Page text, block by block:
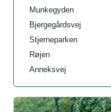
Munkegyden
Bjergegårdsvej
Stjerneparken
Røjen
Anneksvej